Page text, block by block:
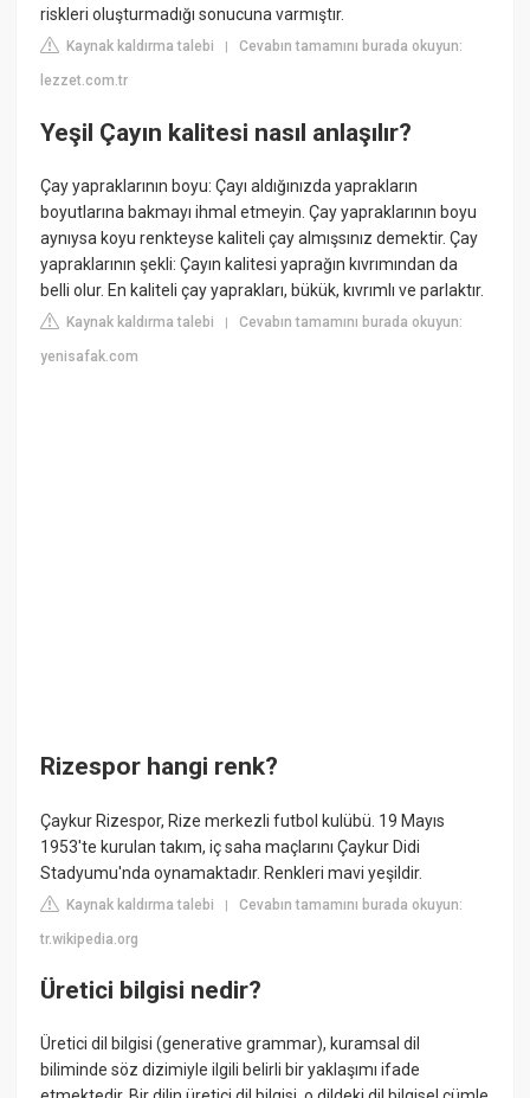
riskleri oluşturmadığı sonucuna varmıştır.
Kaynak kaldırma talebi |Cevabın tamamını burada okuyun:
lezzet.com.tr
Yeşil Çayın kalitesi nasıl anlaşılır?
Çay yapraklarının boyu: Çayı aldığınızda yaprakların
boyutlarına bakmayı ihmal etmeyin. Çay yapraklarının boyu
aynıysa koyu renkteyse kaliteli çay almışsınız demektir. Çay
yapraklarının şekli: Çayın kalitesi yaprağın kıvrımından da
belli olur. En kaliteli çay yaprakları, bükük, kıvrımlı ve parlaktır.
Kaynak kaldırma talebi |Cevabın tamamını burada okuyun:
yenisafak.com
Rizespor hangi renk?
Çaykur Rizespor, Rize merkezli futbol kulübü. 19 Mayıs
1953'te kurulan takım, iç saha maçlarını Çaykur Didi
Stadyumu'nda oynamaktadır. Renkleri mavi yeşildir.
Kaynak kaldırma talebi |Cevabın tamamını burada okuyun:
tr.wikipedia.org
Üretici bilgisi nedir?
Üretici dil bilgisi (generative grammar), kuramsal dil
biliminde söz dizimiyle ilgili belirli bir yaklaşımı ifade